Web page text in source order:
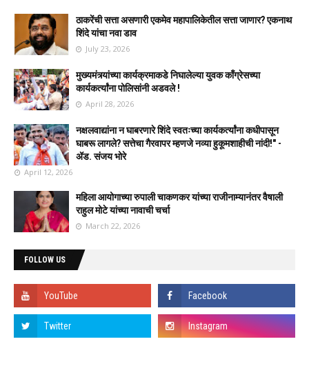
ठाकरेंची सत्ता असणारी एकमेव महापालिकेतील सत्ता जाणार? एकनाथ
शिंदे यांचा नवा डाव
July 23, 2026
मुख्यमंत्र्यांच्या कार्यक्रमाकडे निघालेल्या युवक काँग्रेसच्या
कार्यकर्त्यांना पोलिसांनी अडवले !
April 28, 2026
नक्षलवाद्यांना न घाबरणारे शिंदे स्वतःच्या कार्यकर्त्यांना कधीपासून
घाबरू लागले? सत्तेचा गैरवापर म्हणजे नव्या हुकूमशाहीची नांदी!" -
ॲड. संजय भोरे
April 12, 2026
महिला आयोगाच्या रुपाली चाकणकर यांच्या राजीनाम्यानंतर वैषाली
राहुल मोटे यांच्या नावाची चर्चा
March 22, 2026
FOLLOW US